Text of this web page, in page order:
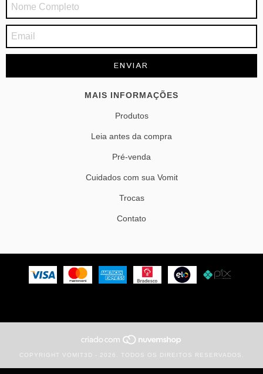
MAIS INFORMAÇÕES
Produtos
Leia antes da compra
Pré-venda
Cuidados com sua Vomit
Trocas
Contato
COPYRIGHT VOMIT3D - 2026. TODOS OS DIREITOS RESERVADOS.